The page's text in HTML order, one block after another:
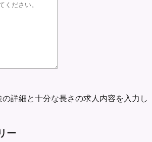
詳細と十分な長さの求人内容を入力し
ー